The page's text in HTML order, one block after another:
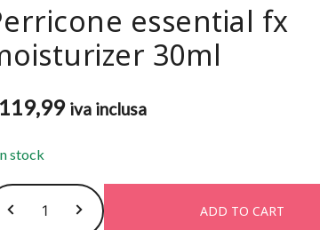
essential fx
30ml
iva inclusa
stock
Perricone
essential
ADD TO CART